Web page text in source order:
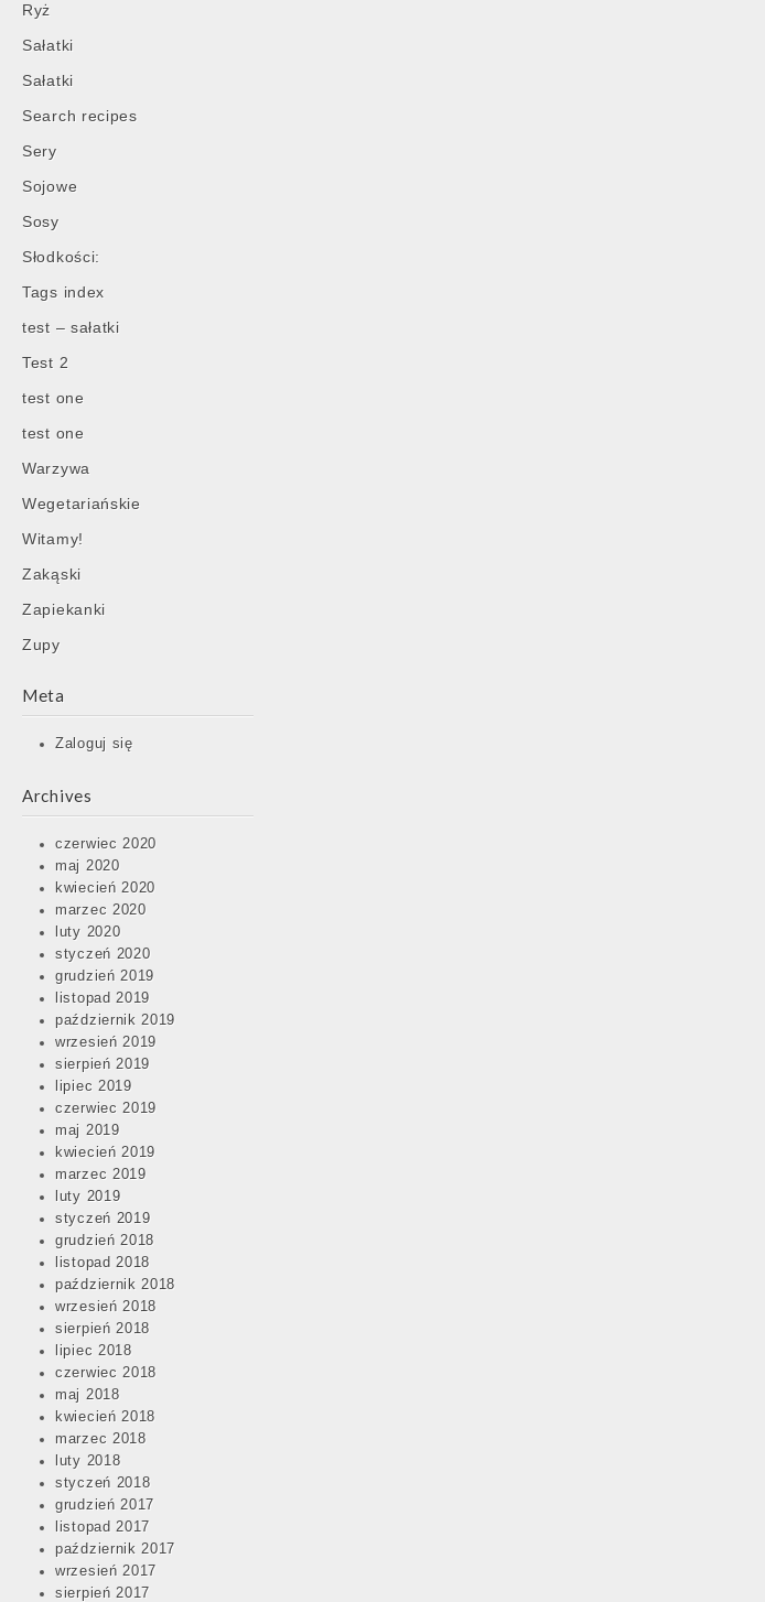
Ryż
Sałatki
Sałatki
Search recipes
Sery
Sojowe
Sosy
Słodkości:
Tags index
test – sałatki
Test 2
test one
test one
Warzywa
Wegetariańskie
Witamy!
Zakąski
Zapiekanki
Zupy
Meta
Zaloguj się
Archives
czerwiec 2020
maj 2020
kwiecień 2020
marzec 2020
luty 2020
styczeń 2020
grudzień 2019
listopad 2019
październik 2019
wrzesień 2019
sierpień 2019
lipiec 2019
czerwiec 2019
maj 2019
kwiecień 2019
marzec 2019
luty 2019
styczeń 2019
grudzień 2018
listopad 2018
październik 2018
wrzesień 2018
sierpień 2018
lipiec 2018
czerwiec 2018
maj 2018
kwiecień 2018
marzec 2018
luty 2018
styczeń 2018
grudzień 2017
listopad 2017
październik 2017
wrzesień 2017
sierpień 2017